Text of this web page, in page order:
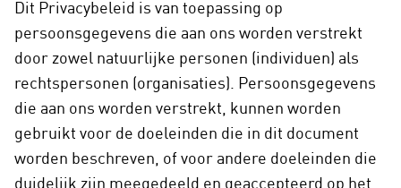
Dit Privacybeleid is van toepassing op
persoonsgegevens die aan ons worden verstrekt
door zowel natuurlijke personen (individuen) als
rechtspersonen (organisaties). Persoonsgegevens
die aan ons worden verstrekt, kunnen worden
gebruikt voor de doeleinden die in dit document
worden beschreven, of voor andere doeleinden die
duidelijk zijn meegedeeld en geaccepteerd op het